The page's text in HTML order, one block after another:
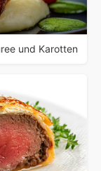
und Karotten